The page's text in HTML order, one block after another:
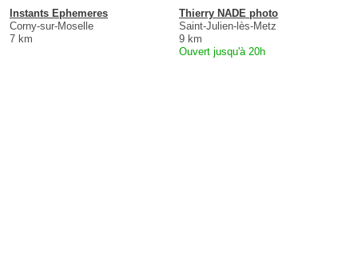
Instants Ephemeres
Corny-sur-Moselle
7 km
Thierry NADE photo
Saint-Julien-lès-Metz
9 km
Ouvert jusqu'à 20h